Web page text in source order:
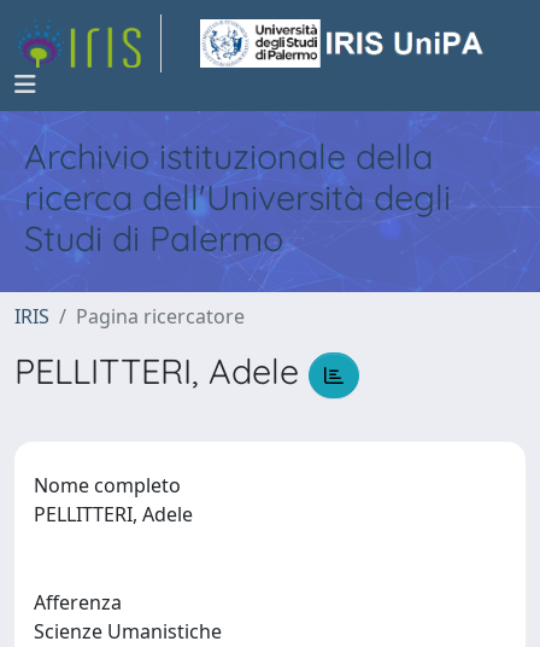
Archivio istituzionale della
ricerca dell'Università degli
Studi di Palermo
IRIS Pagina ricercatore
PELLITTERI, Adele
Nome completo
PELLITTERI, Adele
Afferenza
Scienze Umanistiche